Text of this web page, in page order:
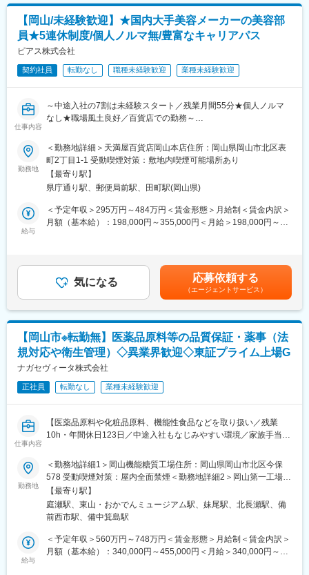
変更の範囲：会社の定める業務
▽ジェネリック医薬品事業
薬品のコア事業。ジェネリック医薬品の製造販売をおこなってい
ます。品質や安全性はもちろんのこと、飲みやすく、扱いやすい
安心できるお薬を提供できるよう、さまざまな取り組みをおこな
っています。
▽健康関連事業
東和薬品の新規事業。
ヘルスケアに関連するあらゆる製品・サービスの提供を目指し
て、企画立案を進めています。健康の維持・増進、未病のケア・
予防に必要な製品やサービスを通じて健康寿命の延伸に貢献しま
▽数字で見る東和薬品
https://www.towayakuhin.co.jp/recruit/about/number.php
▽職種相関図
https://www.towayakuhin.co.jp/recruit/work/chart.php
変更の範囲：会社の定める業務
【岡山/未経験歓迎】★国内大手美容メーカーの美容部
員★5連休制度/個人ノルマ無/豊富なキャリアパス
ピアス株式会社
契約社員 転勤なし 職種未経験歓迎 業種未経験歓迎
仕事内容
～中途入社の7割は未経験スタート／残業月間55分★個人ノルマ
なし★職場風土良好／百貨店での勤務～
■カバーマークについて
カバーマークは、「ハトムギ化粧水」「OPERA」「デジャヴュ」
などのヒット商品を展開する国内大手美容メーカー「ピアスグル
ープ」のブランドで、全国の百貨店に店舗を展開しています。
ファンデーションのエキスパートブランドとして、ファンデーシ
ョン・スキンケア・ポイントメイクアップ製品などラインナップ
■仕事内容
メイクアップやスキンケア、美容サービスに関するカウンセリン
■職場環境
・当社には“自分以外はすべてお客様“という考えが浸透し、年齢や
役職に関係なく、スタッフがお互いに思いやりをもって働ける環
境です。
・年に一度表彰制度あり！ご自身の頑張りをしっかりと認めても
らえる環境です。
・個人ノルマはなく、チームで業務を進めるのが当社の特徴で
す。仲間と目標達成したときは大きなやりがいを感じられます！
■ご入社後の流れ
2.ブランド研修：対面7日間（大阪へ出張）
3.店舗OJT
先輩の手つきを見せてもらいながら何度もタッチアップの練習を
し、アドバイスしてもらえるので一人で悩むこともありません。
慣れるまでは接客は先輩と一緒に行ない、個人差はありますが早
※その後も3年間にわたってメイクアップ・スキンケアに関する定
期的な研修カリキュラムがあり、専門性を高めることができま
勤務地
＜勤務地詳細＞天満屋百貨店岡山本店住所：岡山県岡山市北区表
町2丁目1-1 受動喫煙対策：敷地内喫煙可能場所あり
【最寄り駅】
県庁通り駅、郵便局前駅、田町駅(岡山県)
給与
＜予定年収＞295万円～484万円＜賃金形態＞月給制＜賃金内訳＞
月額（基本給）：198,000円～355,000円＜月給＞198,000円～
給額43万円）■特別賞与：年1回（昨年支給額15万円）※業績賞与
と特別賞与は業績状況による■モデル年収：チーフ（5年目）407
万円賃金はあくまでも目安の金額であり、選考を通じて上下する
可能性があります。月給(月額)は固定手当を含めた表記です。
気になる 応募依頼する
（エージェントサービス）
【岡山市※転勤無】医薬品原料等の品質保証・薬事（法
規対応や衛生管理）◇異業界歓迎◇東証プライム上場G
ナガセヴィータ株式会社
正社員 転勤なし 業種未経験歓迎
仕事内容
【医薬品原料や化粧品原料、機能性食品などを取り扱い／残業
10h・年間休日123日／中途入社もなじみやすい環境／家族手当、
■業務概要
NAGASEグループのヘルスケア戦略の一環として機能しており、
医薬品・機能性食品・化粧品原料の国内外における薬事申請や品
質保証を担っています。
医薬品添加剤（トレハロースなど）や医薬品原料の製造・販売に
伴う薬事申請、CMC（化学・製造・品質管理）薬事、海外向けの
規制対応などを担当しています。
勤務地
＜勤務地詳細1＞岡山機能糖質工場住所：岡山県岡山市北区今保
578 受動喫煙対策：屋内全面禁煙＜勤務地詳細2＞岡山第一工場
桑野作業場住所：岡山県岡山市中区桑野525-113 受動喫煙対策：
屋内全面禁煙＜勤務地詳細3＞藤田製剤工場住所：岡山県岡山市南
区藤田564-230 受動喫煙対策：屋内全面禁煙変更の範囲：会社の
【最寄り駅】
庭瀬駅、東山・おかでんミュージアム駅、妹尾駅、北長瀬駅、備
前西市駅、備中箕島駅
給与
＜予定年収＞560万円～748万円＜賃金形態＞月給制＜賃金内訳＞
月額（基本給）：340,000円～455,000円＜月給＞340,000円～